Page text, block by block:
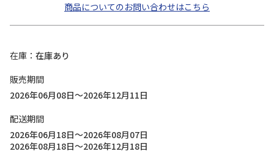
商品についてのお問い合わせはこちら
在庫
在庫あり
販売期間
2026年06月08日～2026年12月11日
配送期間
2026年06月18日～2026年08月07日
2026年08月18日～2026年12月18日